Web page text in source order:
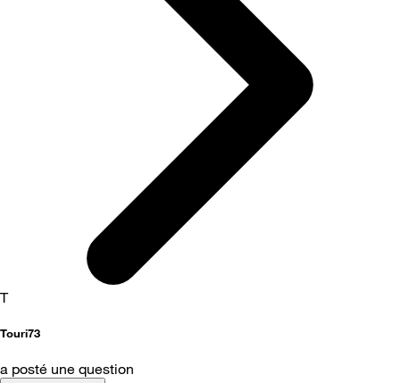
T
Touri73
a posté une question